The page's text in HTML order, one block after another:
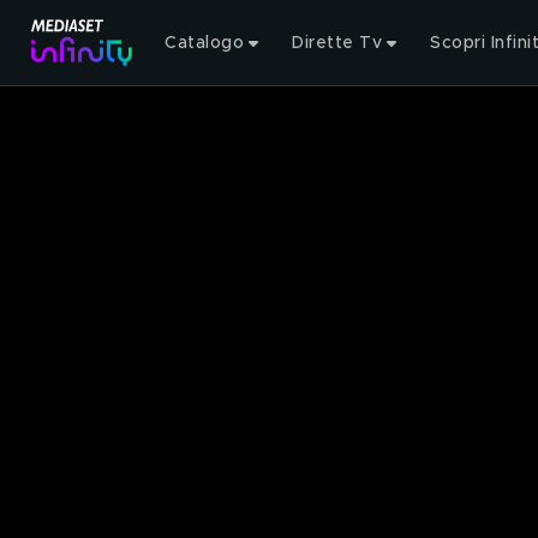
Catalogo Dirette Tv Scopri